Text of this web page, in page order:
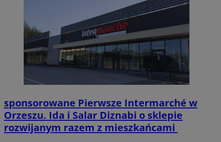
sponsorowane Pierwsze Intermarché w
Orzeszu. Ida i Salar Diznabi o sklepie
rozwijanym razem z mieszkańcami